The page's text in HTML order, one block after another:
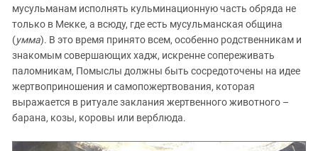
мусульманам исполнять кульминационную часть обряда не
только в Мекке, а всюду, где есть мусульманская община
(умма). В это время принято всем, особенно родственникам и
знакомым совершающих хадж, искренне сопереживать
паломникам, Помыслы должны быть сосредоточены на идее
жертвоприношения и самопожертвования, которая
выражается в ритуале заклания жертвенного животного –
барана, козы, коровы или верблюда.